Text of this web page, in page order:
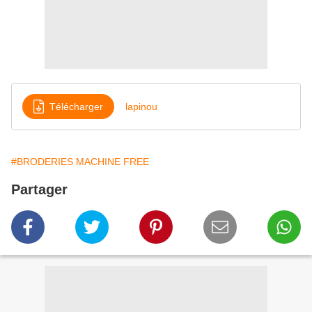
Télécharger lapinou
#BRODERIES MACHINE FREE
Partager